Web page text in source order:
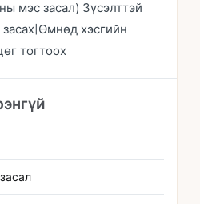
мэс засал) Зүсэлттэй
хэсгийн
тогтоох